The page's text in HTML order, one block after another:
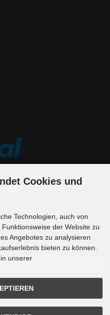
Cookies und
Technologien, auch von
der Website zu
Angebotes zu analysieren
bieten zu können.
unserer